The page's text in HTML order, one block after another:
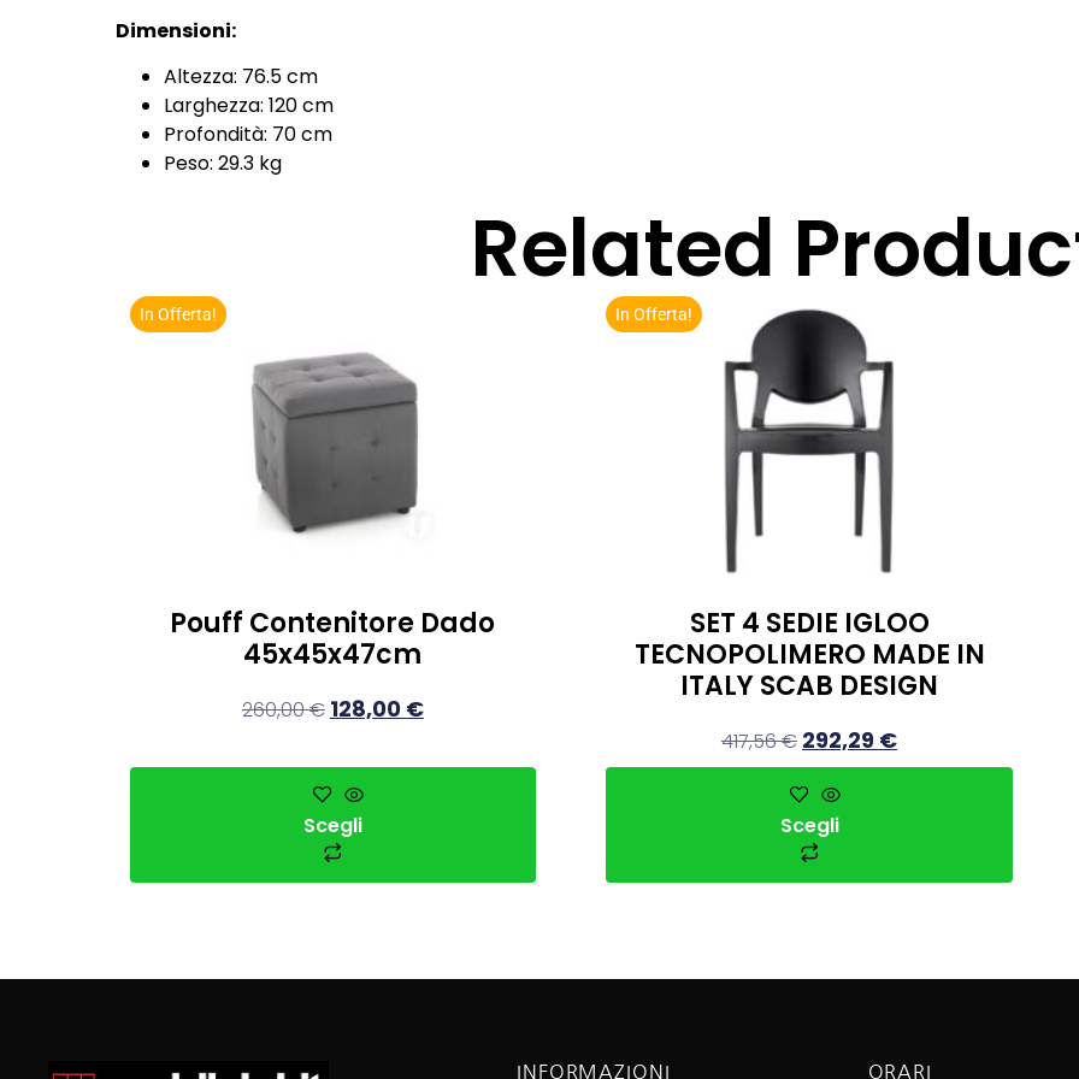
Dimensioni:
Altezza: 76.5 cm
Larghezza: 120 cm
Profondità: 70 cm
Peso: 29.3 kg
Related
In Offerta!
Pouff Contenitore Dado
45x45x47cm
260,00€ 128,00 €
Scegli
In Offerta!
SET 4 SEDIE IGLOO
TECNOPOLIMERO MADE IN
ITALY SCAB DESIGN
417,56€ 292,29 €
Scegli
INFORMAZIONI ORARI